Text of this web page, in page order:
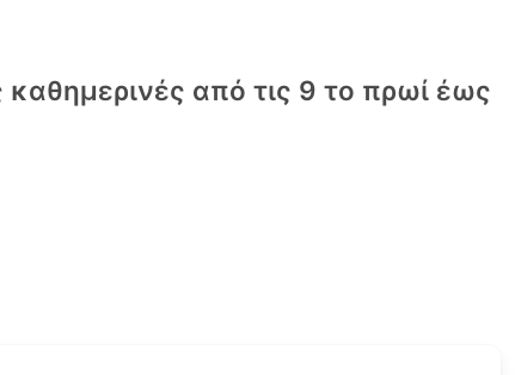
καθημερινές από τις 9 το πρωί έως